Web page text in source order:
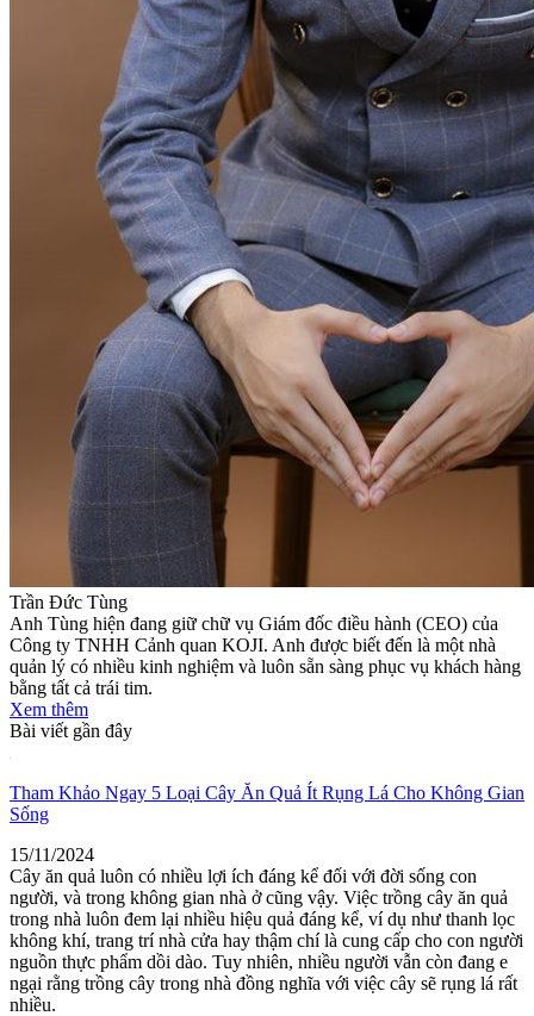
Trần Đức Tùng
Anh Tùng hiện đang giữ chữ vụ Giám đốc điều hành (CEO) của
Công ty TNHH Cảnh quan KOJI. Anh được biết đến là một nhà
quản lý có nhiều kinh nghiệm và luôn sẵn sàng phục vụ khách hàng
bằng tất cả trái tim.
Xem thêm
Bài viết gần đây
Tham Khảo Ngay 5 Loại Cây Ăn Quả Ít Rụng Lá Cho Không Gian
Sống
15/11/2024
Cây ăn quả luôn có nhiều lợi ích đáng kể đối với đời sống con
người, và trong không gian nhà ở cũng vậy. Việc trồng cây ăn quả
trong nhà luôn đem lại nhiều hiệu quả đáng kể, ví dụ như thanh lọc
không khí, trang trí nhà cửa hay thậm chí là cung cấp cho con người
nguồn thực phẩm dồi dào. Tuy nhiên, nhiều người vẫn còn đang e
ngại rằng trồng cây trong nhà đồng nghĩa với việc cây sẽ rụng lá rất
nhiều.